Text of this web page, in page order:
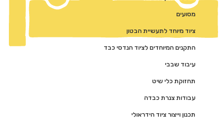
מסועים
ציוד מיוחד לתעשיית הבטון
התקנים המיוחדים לציוד הנדסי כבד
עיבוד שבבי
תחזוקת כלי שיט
עבודות צנרת כבדה
תכנון וייצור ציוד הידראולי